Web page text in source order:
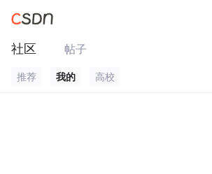
社区 帖子
推荐 我的 高校